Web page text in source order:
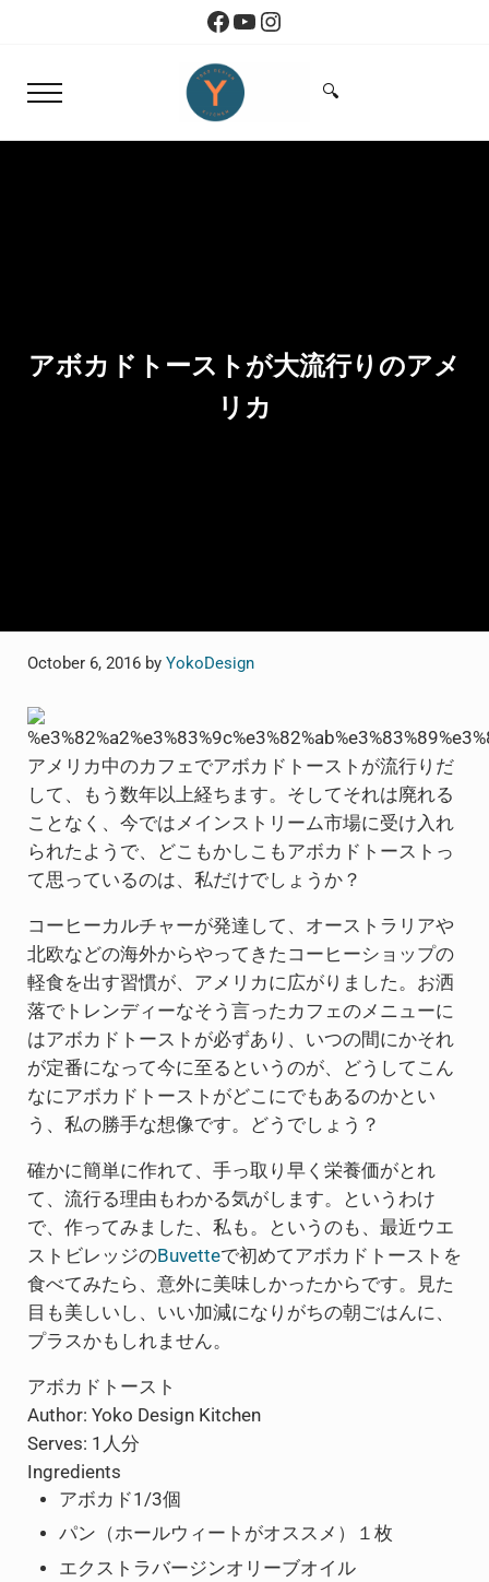
Skip to header right navigationFacebook
YouTube
Instagram
Menu
Yoko Design Kitchen
Search...
🔍
アボカドトーストが大流行りのアメ
リカ
October 6, 2016 by YokoDesign
アメリカ中のカフェでアボカドトーストが流行りだ
して、もう数年以上経ちます。そしてそれは廃れる
ことなく、今ではメインストリーム市場に受け入れ
られたようで、どこもかしこもアボカドトーストっ
て思っているのは、私だけでしょうか？
コーヒーカルチャーが発達して、オーストラリアや
北欧などの海外からやってきたコーヒーショップの
軽食を出す習慣が、アメリカに広がりました。お洒
落でトレンディーなそう言ったカフェのメニューに
はアボカドトーストが必ずあり、いつの間にかそれ
が定番になって今に至るというのが、どうしてこん
なにアボカドトーストがどこにでもあるのかとい
う、私の勝手な想像です。どうでしょう？
確かに簡単に作れて、手っ取り早く栄養価がとれ
て、流行る理由もわかる気がします。というわけ
で、作ってみました、私も。というのも、最近ウエ
ストビレッジのBuvetteで初めてアボカドトーストを
食べてみたら、意外に美味しかったからです。見た
目も美しいし、いい加減になりがちの朝ごはんに、
プラスかもしれません。
アボカドトースト
Author: Yoko Design Kitchen
Serves: 1人分
Ingredients
アボカド1/3個
パン（ホールウィートがオススメ）１枚
エクストラバージンオリーブオイル